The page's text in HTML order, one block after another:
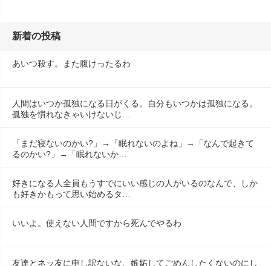
新着の投稿
あいつ殺す。また腹けったるわ
人間はいつか孤独になる日がくる。自分もいつかは孤独になる。
孤独を慣れなきゃいけないじ…
「まだ寝ないのかい?」→「眠れないのよね」→「なんで起きて
るのかい?」→「眠れないか…
好きになる人全員もうすでにいい感じの人がいるのなんで、しか
も好きかもって思い始めるタ…
いいよ。使えない人間ですから死んでやるわ
友達とネッ友に申し訳ないな、嫉妬してごめんしたくないのにし